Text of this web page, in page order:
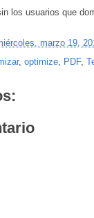
los usuarios que
marzo 19,
, optimize, PDF,